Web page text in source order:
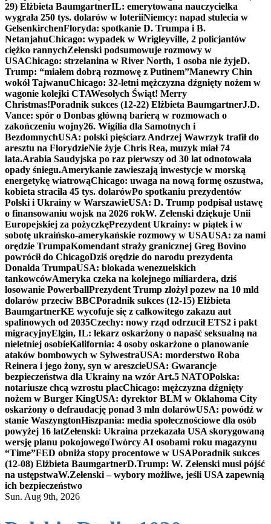
29) Elżbieta BaumgartnerIL: emerytowana nauczycielka
wygrała 250 tys. dolarów w loteriiNiemcy: napad stulecia w
GelsenkirchenFloryda: spotkanie D. Trumpa i B.
NetanjahuChicago: wypadek w Wrigleyville, 2 policjantów
ciężko rannychZełenski podsumowuje rozmowy w
USAChicago: strzelanina w River North, 1 osoba nie żyjeD.
Trump: “miałem dobrą rozmowę z Putinem”Manewry Chin
wokół TajwanuChicago: 32-letni mężczyzna dźgnięty nożem w
wagonie kolejki CTAWesołych Świąt! Merry
Christmas!Poradnik sukces (12-22) Elżbieta BaumgartnerJ.D.
Vance: spór o Donbas główną barierą w rozmowach o
zakończeniu wojny26. Wigilia dla Samotnych i
BezdomnychUSA: polski pięściarz Andrzej Wawrzyk trafił do
aresztu na FlorydzieNie żyje Chris Rea, muzyk miał 74
lata.Arabia Saudyjska po raz pierwszy od 30 lat odnotowała
opady śniegu.Amerykanie zawieszają inwestycje w morską
energetykę wiatrowąChicago: uwaga na nową formę oszustwa,
kobieta straciła 45 tys. dolarówPo spotkaniu prezydentów
Polski i Ukrainy w WarszawieUSA: D. Trump podpisał ustawę
o finansowaniu wojsk na 2026 rokW. Zełenski dziękuje Unii
Europejskiej za pożyczkęPrezydent Ukrainy: w piątek i w
sobotę ukraińsko-amerykańskie rozmowy w USAUSA: za nami
orędzie TrumpaKomendant straży granicznej Greg Bovino
powrócił do ChicagoDziś orędzie do narodu prezydenta
Donalda TrumpaUSA: blokada wenezuelskich
tankowcówAmeryka czeka na kolejnego miliardera, dziś
losowanie PowerballPrezydent Trump złożył pozew na 10 mld
dolarów przeciw BBCPoradnik sukces (12-15) Elżbieta
BaumgartnerKE wycofuje się z całkowitego zakazu aut
spalinowych od 2035Czechy: nowy rząd odrzucił ETS2 i pakt
migracyjnyElgin, IL: lekarz oskarżony o napaść seksualną na
nieletniej osobieKalifornia: 4 osoby oskarżone o planowanie
ataków bombowych w SylwestraUSA: morderstwo Roba
Reinera i jego żony, syn w areszcieUSA: Gwarancje
bezpieczeństwa dla Ukrainy na wzór Art.5 NATOPolska:
notariusze chcą wzrostu płacChicago: mężczyzna dźgnięty
nożem w Burger KingUSA: dyrektor BLM w Oklahoma City
oskarżony o defraudację ponad 3 mln dolarówUSA: powódź w
stanie WaszyngtonHiszpania: media społecznościowe dla osób
powyżej 16 latZełenski: Ukraina przekazała USA skorygowaną
wersję planu pokojowegoTwórcy AI osobami roku magazynu
“Time”FED obniża stopy procentowe w USAPoradnik sukces
(12-08) Elżbieta BaumgartnerD.Trump: W. Zełenski musi pójść
na ustępstwaW.Zełenski – wybory możliwe, jeśli USA zapewnią
ich bezpieczeństwo
Sun. Aug 9th, 2026